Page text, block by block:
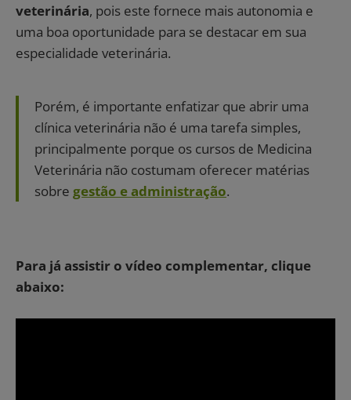
veterinária, pois este fornece mais autonomia e
uma boa oportunidade para se destacar em sua
especialidade veterinária.
Porém, é importante enfatizar que abrir uma
clínica veterinária não é uma tarefa simples,
principalmente porque os cursos de Medicina
Veterinária não costumam oferecer matérias
sobre gestão e administração.
Para já assistir o vídeo complementar, clique
abaixo: